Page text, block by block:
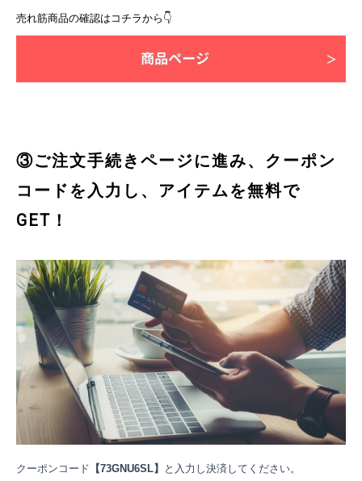
売れ筋商品の確認はコチラから👇
③ご注文手続きページに進み、クーポン
コードを入力し、アイテムを無料で
GET！
クーポンコード 【73GNU6SL】
と入力し決済してください。